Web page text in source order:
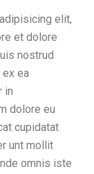
elit,
et dolore
nostrud
ea
in
dolore eu
cupidatat
unt mollit
omnis iste